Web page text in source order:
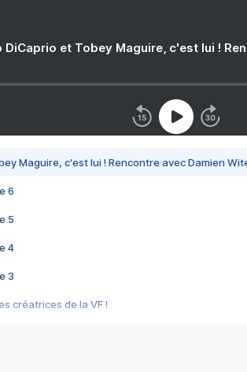
DiCaprio et Tobey Maguire, c'est lui !
Maguire, c'est lui ! Rencontre avec Damien
6
5
4
3
créatrices de la VF !